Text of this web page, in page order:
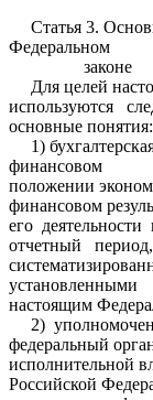
Статья 3.
Федеральном
законе
Для целей
используются
основные понятия:
1)
финансовом
положении
финансовом
его
отчетный период,
установленными
настоящим
2)
федеральный
исполнительной
Российской